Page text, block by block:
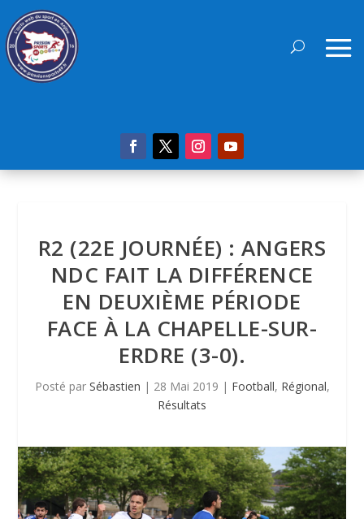
R2 (22E JOURNÉE) : ANGERS
NDC FAIT LA DIFFÉRENCE
EN DEUXIÈME PÉRIODE
FACE À LA CHAPELLE-SUR-
ERDRE (3-0).
Posté par Sébastien | 28 Mai 2019 | Football, Régional,
Résultats